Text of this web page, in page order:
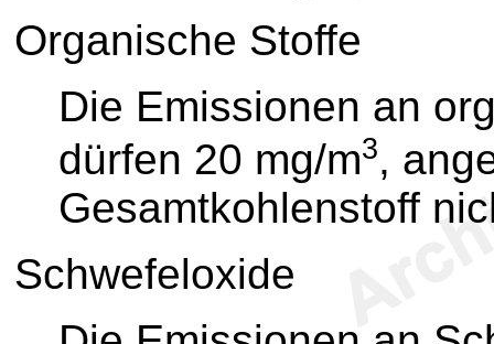
Organische Stoffe
Die Emissionen an
dürfen 20 mg/m3,
Gesamtkohlenstoff
Schwefeloxide